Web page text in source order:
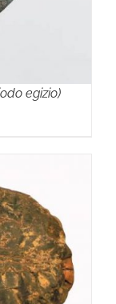
egizio)